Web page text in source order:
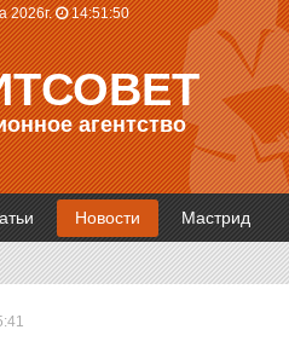
2026г. 14:51:50
агентство
Новости Мастрид